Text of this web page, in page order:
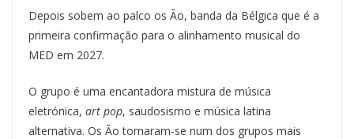
Depois sobem ao palco os Ão, banda da Bélgica que é a
primeira confirmação para o alinhamento musical do
MED em 2027.
O grupo é uma encantadora mistura de música
eletrónica, art pop, saudosismo e música latina
alternativa. Os Ão tornaram-se num dos grupos mais